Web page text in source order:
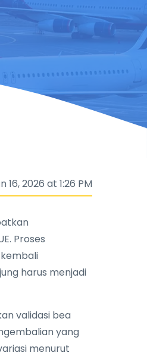
16, 2026 at 1:26 PM
Proses
harus menjadi
validasi bea
yang
menurut